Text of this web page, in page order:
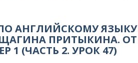
АНГЛИЙСКОМУ ЯЗЫКУ
ПРИТЫКИНА.
1 (ЧАСТЬ 2. УРОК 47)